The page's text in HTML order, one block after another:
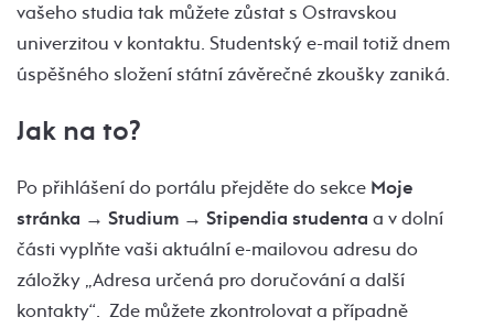
vašeho studia tak můžete zůstat s Ostravskou
univerzitou v kontaktu. Studentský e-mail totiž dnem
úspěšného složení státní závěrečné zkoušky zaniká.
Jak na to?
Po přihlášení do portálu přejděte do sekce Moje
stránka → Studium → Stipendia studenta a v dolní
části vyplňte vaši aktuální e-mailovou adresu do
záložky „Adresa určená pro doručování a další
kontakty“. Zde můžete zkontrolovat a případně